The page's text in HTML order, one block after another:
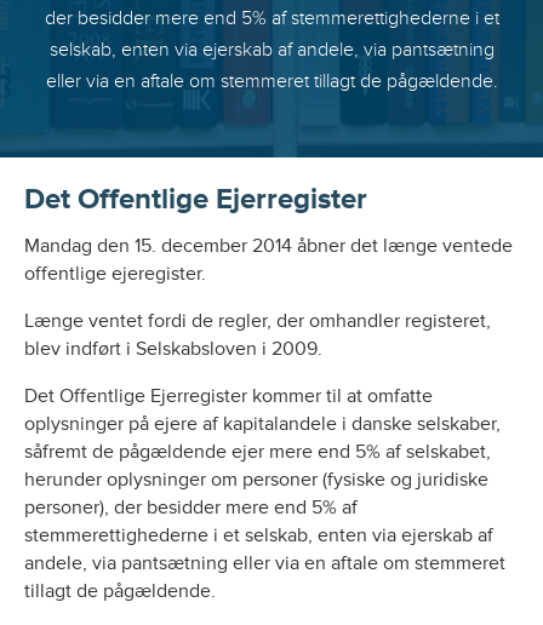
der besidder mere end 5% af stemmerettighederne i et
selskab, enten via ejerskab af andele, via pantsætning
eller via en aftale om stemmeret tillagt de pågældende.
Det Offentlige Ejerregister
Mandag den 15. december 2014 åbner det længe ventede
offentlige ejeregister.
Længe ventet fordi de regler, der omhandler registeret,
blev indført i Selskabsloven i 2009.
Det Offentlige Ejerregister kommer til at omfatte
oplysninger på ejere af kapitalandele i danske selskaber,
såfremt de pågældende ejer mere end 5% af selskabet,
herunder oplysninger om personer (fysiske og juridiske
personer), der besidder mere end 5% af
stemmerettighederne i et selskab, enten via ejerskab af
andele, via pantsætning eller via en aftale om stemmeret
tillagt de pågældende.